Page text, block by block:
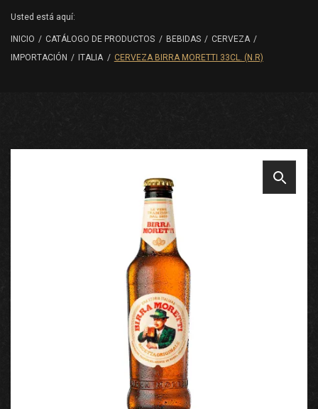
Usted está aquí:
INICIO / CATÁLOGO DE PRODUCTOS / BEBIDAS / CERVEZA /
IMPORTACIÓN / ITALIA / CERVEZA BIRRA MORETTI 33CL. (N.R)